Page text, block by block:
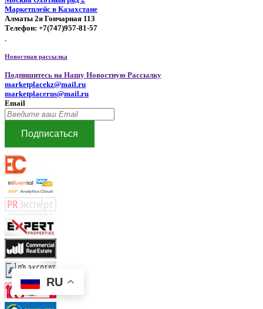
RU
Маркетплейс в Казахстане
Алматы 2я Гончарная 113
Телефон: +7(747)957-81-57
Новостная рассылка
Подпишитесь на Нашу Новостную Рассылку
marketplacekz@mail.ru
marketplacerus@mail.ru
Email
Подписаться